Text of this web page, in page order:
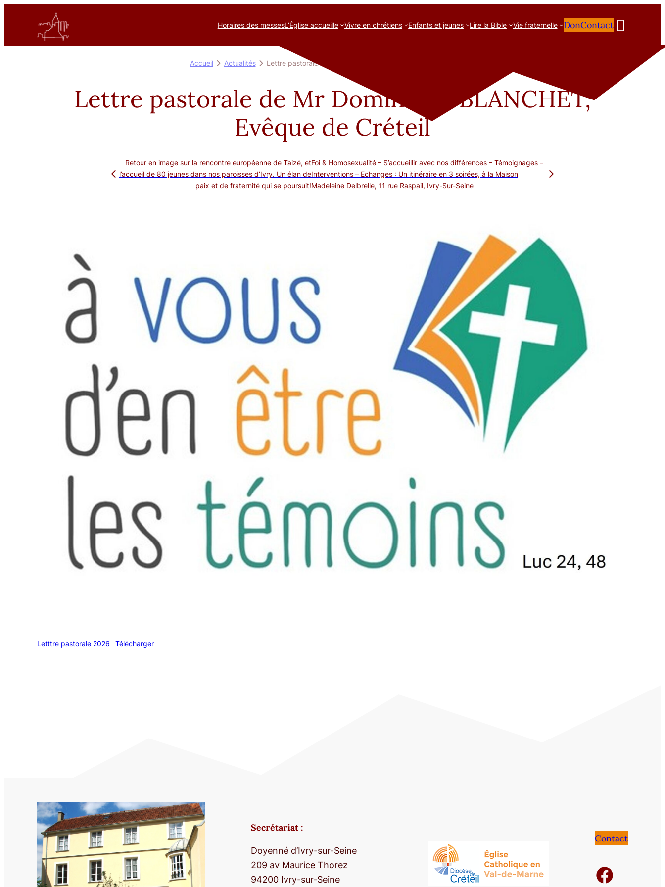
contenu
Horaires des messesL’Église accueille Vivre en chrétiens Enfants et jeunes Lire la Bible Vie fraternelle DonContact 
Accueil Actualités Lettre pastorale de Mr Dominique BLANCHET, Evêque de Créteil
Lettre pastorale de Mr Dominique BLANCHET,
Evêque de Créteil
Foi & Homosexualité – S’accueillir avec nos différences – Témoignages –
Interventions – Echanges : Un itinéraire en 3 soirées, à la Maison
Madeleine Delbrelle, 11 rue Raspail, Ivry-Sur-Seine
Retour en image sur la rencontre européenne de Taizé, et
l’accueil de 80 jeunes dans nos paroisses d’Ivry. Un élan de
paix et de fraternité qui se poursuit!
Letttre pastorale 2026 Télécharger
Secrétariat :
Doyenné d’Ivry-sur-Seine
209 av Maurice Thorez
94200 Ivry-sur-Seine
Contact